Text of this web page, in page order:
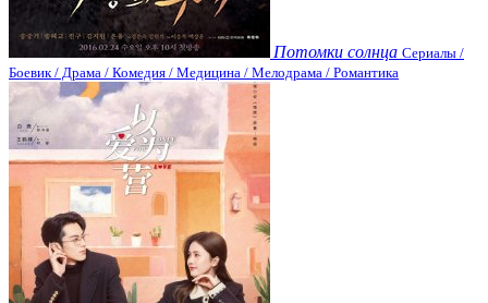
Потомки солнца Сериалы /
Боевик / Драма / Комедия / Медицина / Мелодрама / Романтика